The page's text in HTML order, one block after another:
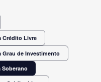
Crédito Livre
Grau de Investimento
Soberano